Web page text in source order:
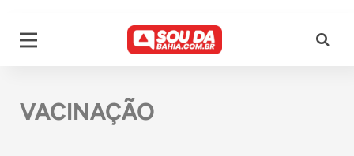
VACINAÇÃO